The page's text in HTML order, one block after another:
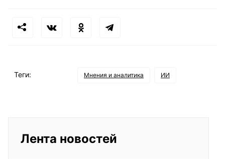
Теги: Мнения и аналитика ИИ
Лента новостей